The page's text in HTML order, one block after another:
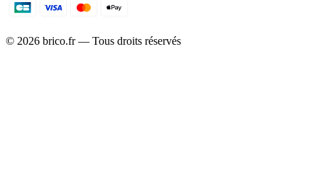
© 2026 brico.fr — Tous droits réservés